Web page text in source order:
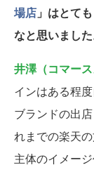
場店 」はとて
なと思いました
井澤（コマー
インはある程
ブランドの出
れまでの楽天
主体のイメー